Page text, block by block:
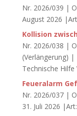
Nr. 2026/039 |
August 2026
Kollision
Nr. 2026/038 |
(Verlängerung)
Technische Hilfe
Feueralarm
Nr. 2026/037 |
31. Juli 2026